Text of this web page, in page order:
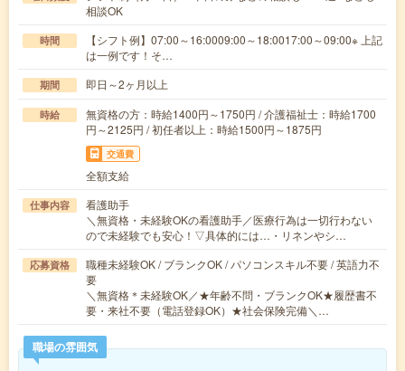
相談OK
時間
【シフト例】07:00～16:0009:00～18:0017:00～09:00※ 上記
は一例です！そ…
期間 即日～2ヶ月以上
時給
無資格の方：時給1400円～1750円 / 介護福祉士：時給1700
円～2125円 / 初任者以上：時給1500円～1875円
交通費
全額支給
仕事内容
看護助手
＼無資格・未経験OKの看護助手／医療行為は一切行わない
ので未経験でも安心！▽具体的には…・リネンやシ…
応募資格
職種未経験OK / ブランクOK / パソコンスキル不要 / 英語力不
要
＼無資格＊未経験OK／★年齢不問・ブランクOK★履歴書不
要・来社不要（電話登録OK）★社会保険完備＼…
職場の雰囲気